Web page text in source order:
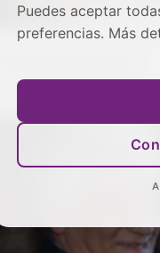
Puedes aceptar
preferencias. Más